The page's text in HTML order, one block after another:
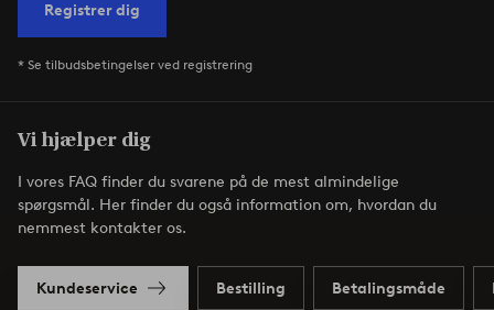
Registrer dig
* Se tilbudsbetingelser ved registrering
Vi hjælper dig
I vores FAQ finder du svarene på de mest almindelige
spørgsmål. Her finder du også information om, hvordan du
nemmest kontakter os.
Kundeservice Bestilling Betalingsmåde